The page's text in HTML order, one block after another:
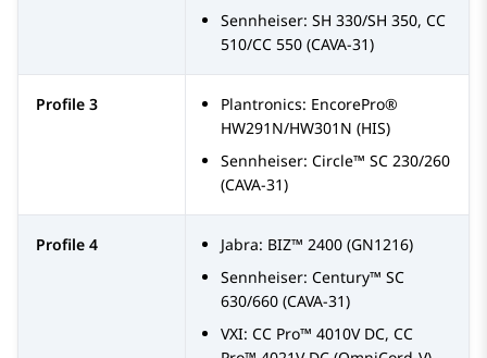
Sennheiser: SH 330/SH 350, CC
510/CC 550 (CAVA-31)
Profile 3
Plantronics: EncorePro®
HW291N/HW301N (HIS)
Sennheiser: Circle™ SC 230/260
(CAVA-31)
Profile 4
Jabra: BIZ™ 2400 (GN1216)
Sennheiser: Century™ SC
630/660 (CAVA-31)
VXI: CC Pro™ 4010V DC, CC